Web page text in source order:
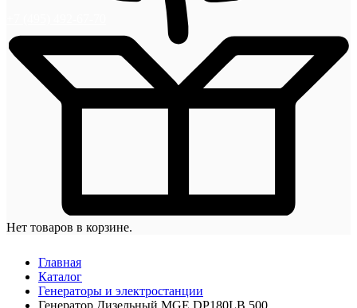
Нет товаров в корзине.
Главная
Каталог
Генераторы и электростанции